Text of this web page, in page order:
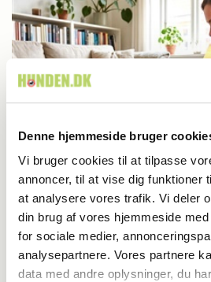
Denne hjemmeside bruger
Vi bruger cookies til at tilpasse
annoncer, til at vise dig funktioner
at analysere vores trafik. Vi deler
din brug af vores hjemmeside
for sociale medier,
analysepartnere. Vores partnere
data med andre oplysninger, du
Træning
26-04-2026 16:00, afRinnie Mathilde
Sådan styrker du båndet